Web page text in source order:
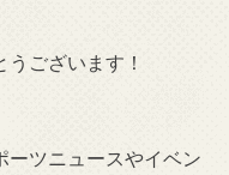
ございます！
ーツニュースやイベン